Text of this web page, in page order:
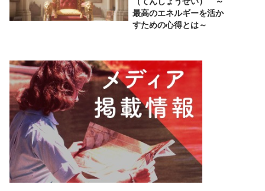
最高のエネルギーを活か
すための心得とは～